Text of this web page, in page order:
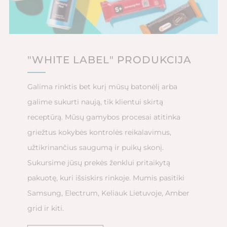
"WHITE LABEL" PRODUKCIJA
Galima rinktis bet kurį mūsų batonėlį arba
galime sukurti naują, tik klientui skirtą
receptūrą. Mūsų gamybos procesai atitinka
griežtus kokybės kontrolės reikalavimus,
užtikrinančius saugumą ir puikų skonį.
Sukursime jūsų prekės ženklui pritaikytą
pakuotę, kuri išsiskirs rinkoje. Mumis pasitiki
Samsung, Electrum, Keliauk Lietuvoje, Amber
grid ir kiti.